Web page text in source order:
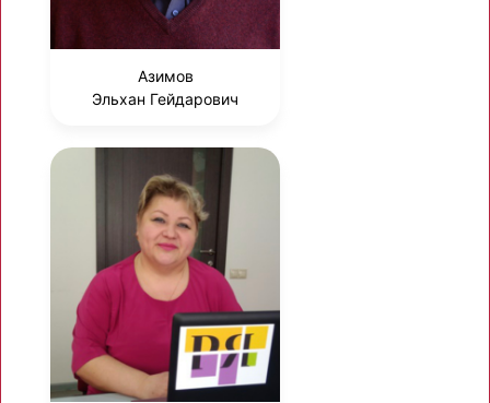
Азимов
Эльхан Гейдарович